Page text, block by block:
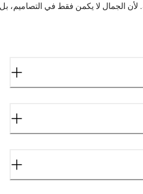
الجمال لا يكمن فقط في التصاميم، بل